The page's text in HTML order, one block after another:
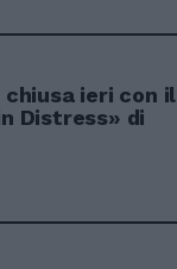
chiusa ieri con il
Distress» di